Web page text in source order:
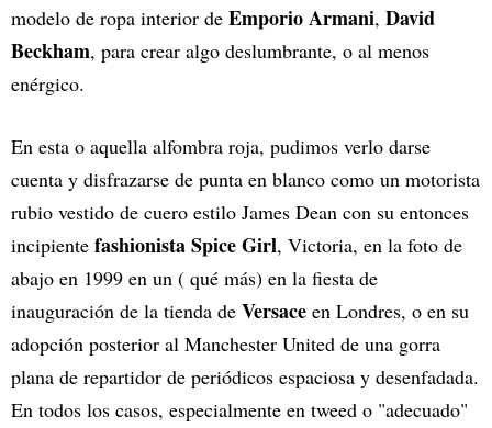
modelo de ropa interior de Emporio Armani, David
Beckham, para crear algo deslumbrante, o al menos
enérgico.
En esta o aquella alfombra roja, pudimos verlo darse
cuenta y disfrazarse de punta en blanco como un motorista
rubio vestido de cuero estilo James Dean con su entonces
incipiente fashionista Spice Girl, Victoria, en la foto de
abajo en 1999 en un ( qué más) en la fiesta de
inauguración de la tienda de Versace en Londres, o en su
adopción posterior al Manchester United de una gorra
plana de repartidor de periódicos espaciosa y desenfadada.
En todos los casos, especialmente en tweed o "adecuado"